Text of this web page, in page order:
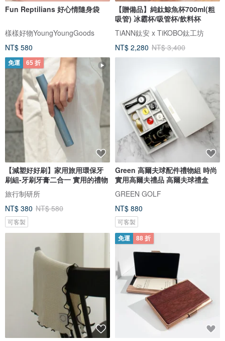
Fun Reptilians 好心情隨身袋
樣樣好物YoungYoungGoods
NT$ 580
【贈備品】純鈦鯨魚杯700ml(粗
吸管) 冰霸杯/吸管杯/飲料杯
TiANN鈦安 x TiKOBO鈦工坊
NT$ 2,280 NT$ 3,400
免運 65 折
【減塑好好刷】家用旅用環保牙
刷組-牙刷牙膏二合一 實用的禮物
旅行制研所
NT$ 380 NT$ 580
可客製
Green 高爾夫球配件禮物組 時尚
實用高爾夫禮品 高爾夫球禮盒
GREEN GOLF
NT$ 880
可客製
免運 88 折